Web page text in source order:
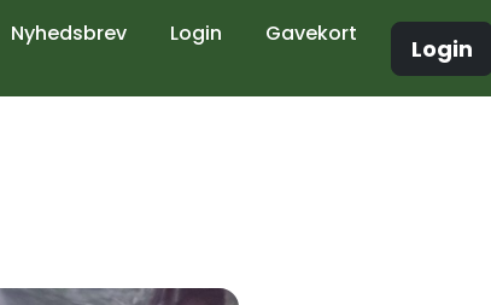
Nyhedsbrev Login Gavekort Login